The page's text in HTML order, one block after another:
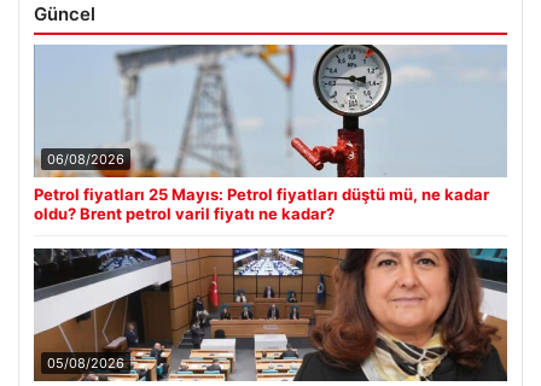
Güncel
06/08/2026
Petrol fiyatları 25 Mayıs: Petrol fiyatları düştü mü, ne kadar
oldu? Brent petrol varil fiyatı ne kadar?
05/08/2026